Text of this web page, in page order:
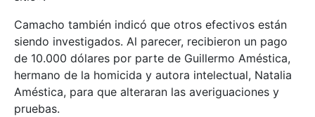
Camacho también indicó que otros efectivos están
siendo investigados. Al parecer, recibieron un pago
de 10.000 dólares por parte de Guillermo Améstica,
hermano de la homicida y autora intelectual, Natalia
Améstica, para que alteraran las averiguaciones y
pruebas.